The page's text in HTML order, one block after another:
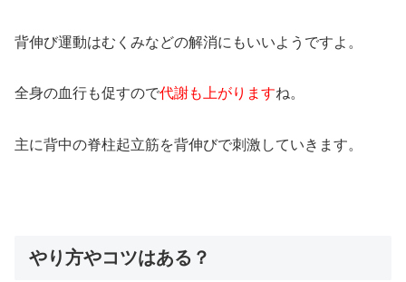
背伸び運動はむくみなどの解消にもいいようですよ。
全身の血行も促すので代謝も上がりますね。
主に背中の脊柱起立筋を背伸びで刺激していきます。
やり方やコツはある？